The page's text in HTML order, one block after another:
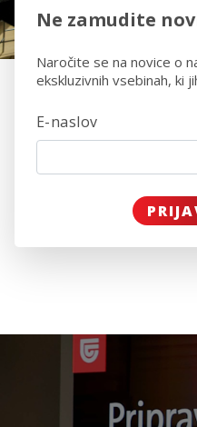
Ne zamudite
Naročite se na novice o
ekskluzivnih vsebinah, ki
E-naslov